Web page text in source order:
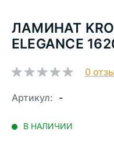
ЛАМИНАТ
ELEGANCE
0
Артикул: -
В НАЛИЧИИ